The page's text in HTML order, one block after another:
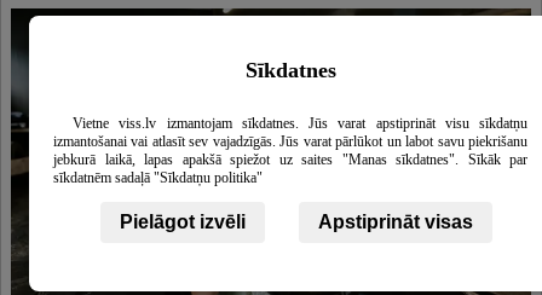
Sīkdatnes
Vietne viss.lv izmantojam sīkdatnes. Jūs varat apstiprināt visu sīkdatņu
izmantošanai vai atlasīt sev vajadzīgās. Jūs varat pārlūkot un labot savu piekrišanu
jebkurā laikā, lapas apakšā spiežot uz saites "Manas sīkdatnes". Sīkāk par
sīkdatnēm sadaļā "Sīkdatņu politika"
Pielāgot izvēli Apstiprināt visas